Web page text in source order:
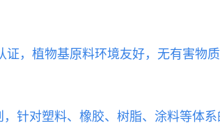
证，植物基原料环境友好，无有害
针对塑料、橡胶、树脂、涂料等体